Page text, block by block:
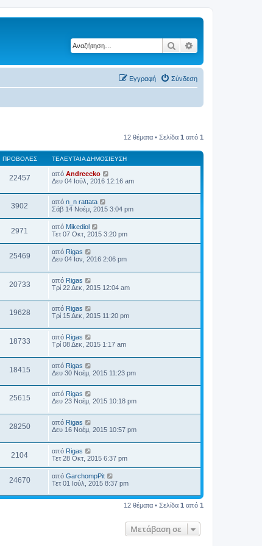
Αναζήτηση
Σύνδεση
Εγγραφή
12 θέματα • Σελίδα 1 από 1
ΠΡΟΒΟΛΈΣ ΤΕΛΕΥΤΑΊΑ ΔΗΜΟΣΊΕΥΣΗ
22457 από Andreecko
Δευ 04 Ιούλ, 2016 12:16 am
3902 από n_n rattata
Σάβ 14 Νοέμ, 2015 3:04 pm
2971 από Mikediol
Τετ 07 Οκτ, 2015 3:20 pm
25469 από Rigas
Δευ 04 Ιαν, 2016 2:06 pm
20733 από Rigas
Τρί 22 Δεκ, 2015 12:04 am
19628 από Rigas
Τρί 15 Δεκ, 2015 11:20 pm
18733 από Rigas
Τρί 08 Δεκ, 2015 1:17 am
18415 από Rigas
Δευ 30 Νοέμ, 2015 11:23 pm
25615 από Rigas
Δευ 23 Νοέμ, 2015 10:18 pm
28250 από Rigas
Δευ 16 Νοέμ, 2015 10:57 pm
2104 από Rigas
Τετ 28 Οκτ, 2015 6:37 pm
24670 από GarchompPit
Τετ 01 Ιούλ, 2015 8:37 pm
12 θέματα • Σελίδα 1 από 1
Μετάβαση σε